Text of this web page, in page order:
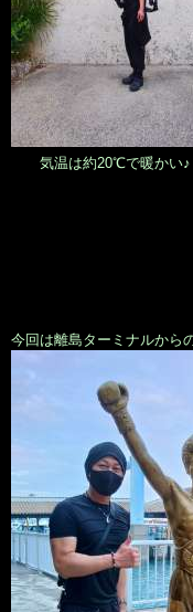
気温は約20℃で暖かい♪
今回は離島ターミナルから